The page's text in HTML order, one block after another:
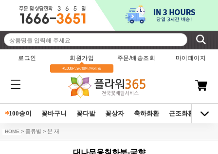
로그인 회원가입
+5,000P , 3%할인/7%적립
주문/배송조회 마이페이지
*100송이 꽃바구니 꽃다발 꽃상자 축하화환 근조화환 동양
HOME > 종류별 > 분 재
대나무옻칠화분-국향